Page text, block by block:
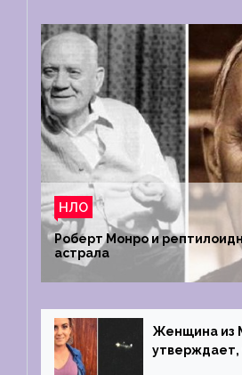
НЛО
Роберт Монро и
астрала
Женщина из
утверждает,